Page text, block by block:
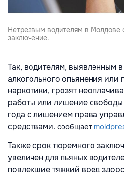
Нетрезвым водителям в Молдове
заключение.
Так, водителям, выявленным
алкогольного опьянения
наркотики, грозят
работы или лишение свободы
года с лишением права
средствами, сообщает
Также срок тюремного
увеличен для пьяных
повлекшие тяжкий вред